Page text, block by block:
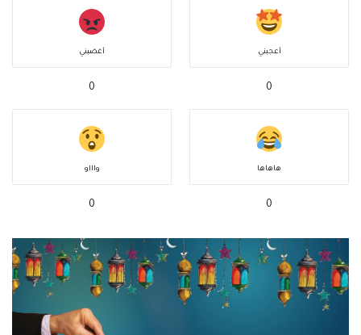
أعجبني
0
أغضبني
0
هاهاها
0
واااو
0